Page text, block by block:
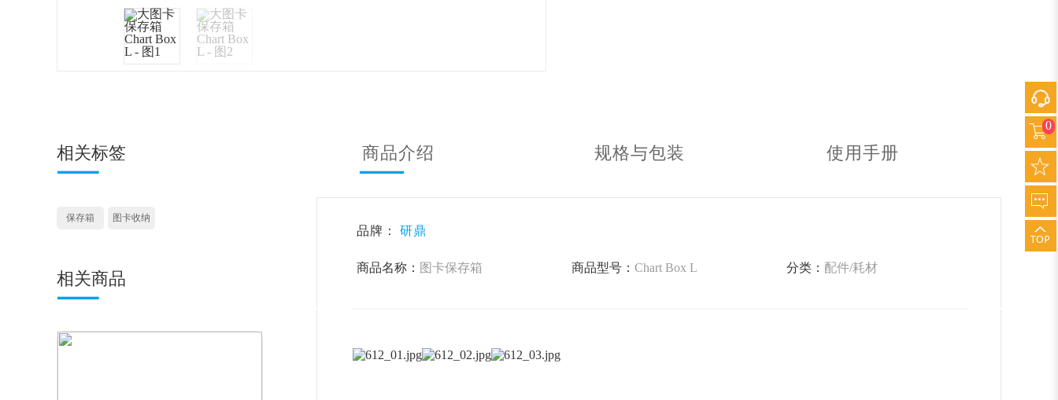
0
相关标签
保存箱 图卡收纳
相关商品
商品介绍 规格与包装 使用手册
品牌：研鼎
商品名称： 图卡保存箱 商品型号： Chart Box L 分类： 配件/耗材